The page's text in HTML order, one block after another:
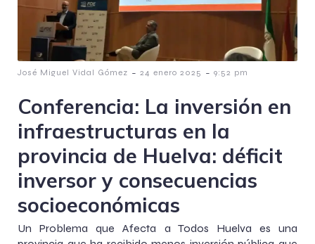
José Miguel Vidal Gómez - 24 enero 2025 - 9:52 pm
Conferencia: La inversión en
infraestructuras en la
provincia de Huelva: déficit
inversor y consecuencias
socioeconómicas
Un Problema que Afecta a Todos Huelva es una